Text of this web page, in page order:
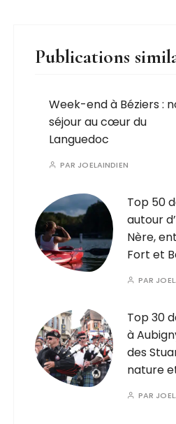
Publications
Week-end à Béziers :
séjour au cœur du
Languedoc
PAR JOELAINDIEN
Top 50
autour
Nère,
Fort et
PAR
Top 30
à
des
nature
PAR